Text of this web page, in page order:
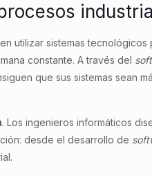
utilizar sistemas
constante. A través del
que sus sistemas sean
. Los ingenieros informáticos
desde el desarrollo de